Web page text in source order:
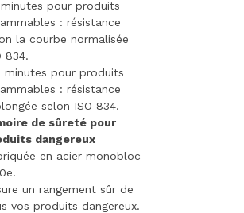
pour produits
: résistance
la courbe normalisée
834.
minutes pour produits
: résistance
selon ISO 834.
de sûreté pour
dangereux
en acier monobloc
un rangement sûr de
vos produits dangereux.